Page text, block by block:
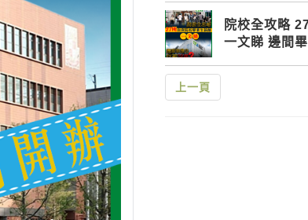
院校全攻略
一文睇 邊間
上一頁